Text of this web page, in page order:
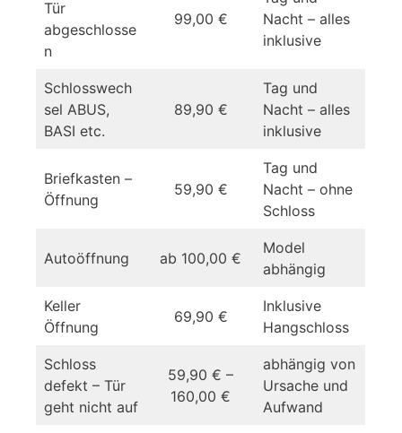
Tür
abgeschlosse
n
99,00 €
Nacht – alles
inklusive
Schlosswech
sel ABUS,
BASI etc.
89,90 €
Tag und
Nacht – alles
inklusive
Briefkasten –
Öffnung
59,90 €
Tag und
Nacht – ohne
Schloss
Autoöffnung ab 100,00 €
Model
abhängig
Keller
Öffnung
69,90 €
Inklusive
Hangschloss
Schloss
defekt – Tür
geht nicht auf
59,90 € –
160,00 €
abhängig von
Ursache und
Aufwand